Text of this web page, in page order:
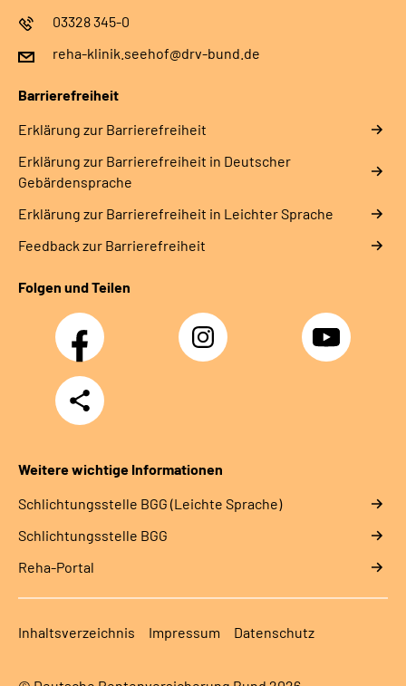
03328 345-0
reha-klinik.seehof@drv-bund.de
Barrierefreiheit
Erklärung zur Barrierefreiheit
Erklärung zur Barrierefreiheit in Deutscher
Gebärdensprache
Erklärung zur Barrierefreiheit in Leichter Sprache
Feedback zur Barrierefreiheit
Folgen und Teilen
Facebook Instagram YouTube
Teilen
Weitere wichtige Informationen
Schlich­tungs­stel­le BGG (Leichte Sprache)
Schlich­tungs­stel­le BGG
Reha-Portal
Inhaltsverzeichnis Impressum Datenschutz